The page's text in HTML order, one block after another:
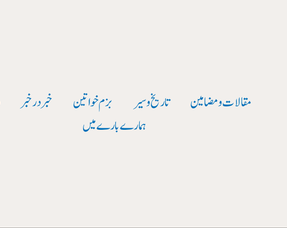
مقالات و مضامین تاریخ وسیر بزم خواتین خبر در خبر
ہمارے بارے میں